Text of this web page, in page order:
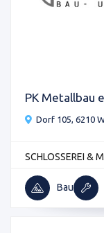
PK Metallbau
Dorf 105, 6210
SCHLOSSEREI &
Bau